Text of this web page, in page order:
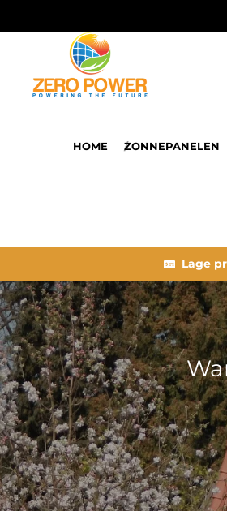
HOME ZONNEPANELEN
Lage